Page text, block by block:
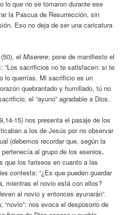
lo que no se tomaron durante ese
la Pascua de Resurrección, sin
Eso no deja de ser una caricatura
(50), elMiserere, pone de manifiesto el
“Los sacrificios no te satisfacen: si te
lo querrías. Mi sacrificio es un
quebrantado y humillado, tú no
el “ayuno” agradable a Dios.
15) nos presenta el pasaje de los
a los de Jesús por no observar
(debemos recordar que, según la
al grupo de los esenios,
que los fariseos en cuanto a las
contesta: “¿Es que pueden guardar
mientras el novio está con ellos?
al novio y entonces ayunarán”.
“novio”: nos evoca el desposorio de